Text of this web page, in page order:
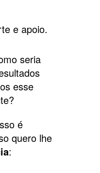
e apoio.
seria
esse
é
quero lhe
: